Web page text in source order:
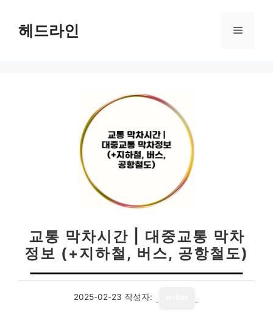
헤드라인 메
교통 막차시간 | 대중교통 막차
정보 (+지하철, 버스, 공항철도)
2025-02-23 작성자: